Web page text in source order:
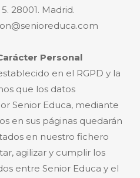
28001. Madrid.
Personal
en el RGPD y la
que los datos
Senior Educa, mediante
en sus páginas quedarán
en nuestro fichero
agilizar y cumplir los
entre Senior Educa y el